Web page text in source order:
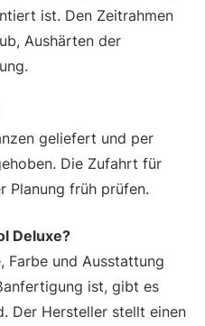
ist. Den Zeitrahmen
Aushärten der
geliefert und per
Die Zufahrt für
Planung früh prüfen.
Deluxe?
Farbe und Ausstattung
ist, gibt es
Der Hersteller stellt einen